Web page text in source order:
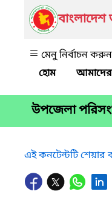
বাংলাদেশ
মেনু নির্বাচন করুন
আমাদের
উপজেলা
এই কনটেন্টটি